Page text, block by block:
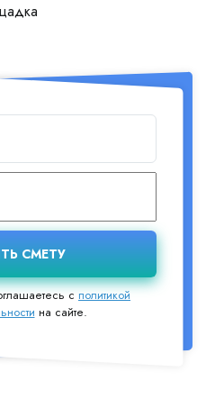
сполитикой
на сайте.